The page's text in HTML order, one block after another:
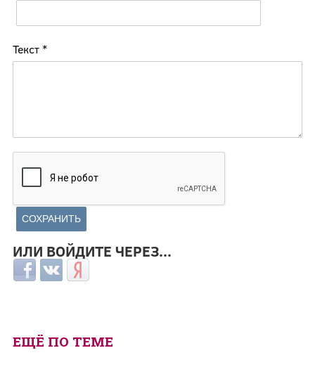
Текст *
ИЛИ ВОЙДИТЕ ЧЕРЕЗ...
Login with Facebook
Login with ВКонтакте
Login with Яндекс
ЕЩЁ ПО ТЕМЕ